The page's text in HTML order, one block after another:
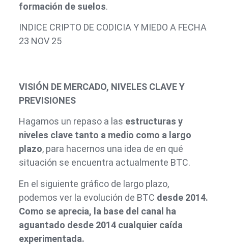
formación de suelos.
INDICE CRIPTO DE CODICIA Y MIEDO A FECHA
23 NOV 25
VISIÓN DE MERCADO, NIVELES CLAVE Y
PREVISIONES
Hagamos un repaso a las estructuras y
niveles clave tanto a medio como a largo
plazo, para hacernos una idea de en qué
situación se encuentra actualmente BTC.
En el siguiente gráfico de largo plazo,
podemos ver la evolución de BTC desde 2014.
Como se aprecia, la base del canal ha
aguantado desde 2014 cualquier caída
experimentada.